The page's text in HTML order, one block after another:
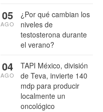
¿Por qué cambian los
niveles de
testosterona durante
el verano?
05
AGO
TAPI México, división
de Teva, invierte 140
mdp para producir
localmente un
oncológico
04
AGO